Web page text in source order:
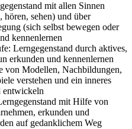
mit allen Sinnen
hören, sehen) und über
(sich selbst bewegen oder
kennenlernen
Lerngegenstand durch aktives,
erkunden und kennenlernen
von Modellen, Nachbildungen,
verstehen und ein inneres
entwickeln
mit Hilfe von
erkunden und
auf gedanklichem Weg